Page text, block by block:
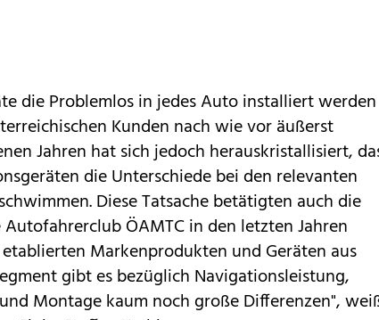
die Problemlos in jedes Auto installiert werden
Kunden nach wie vor äußerst
Jahren hat sich jedoch herauskristallisiert,
die Unterschiede bei den relevanten
Diese Tatsache betätigten auchdie
ÖAMTC in den letzten Jahren
Markenprodukten und Geräten aus
gibt es bezüglich Navigationsleistung,
Montage kaum noch große Differenzen",